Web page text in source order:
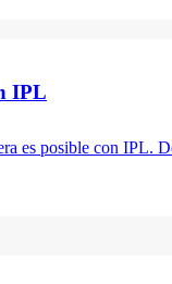
IPL
es posible con IPL.